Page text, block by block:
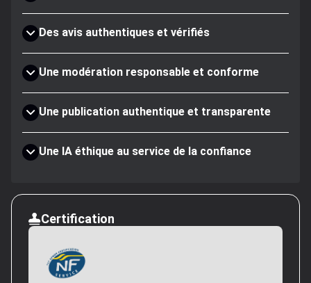
Des avis authentiques et vérifiés
Une modération responsable et conforme
Une publication authentique et transparente
Une IA éthique au service de la confiance
Certification